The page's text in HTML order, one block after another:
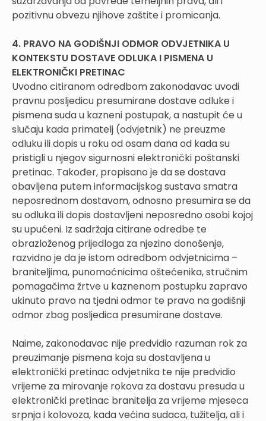
pozitivnu obvezu njihove zaštite i promicanja.
4. PRAVO NA GODIŠNJI ODMOR ODVJETNIKA U
KONTEKSTU DOSTAVE ODLUKA I PISMENA U
ELEKTRONIČKI PRETINAC
Uvodno citiranom odredbom zakonodavac uvodi
pravnu posljedicu presumirane dostave odluke i
pismena suda u kazneni postupak, a nastupit će u
slučaju kada primatelj (odvjetnik) ne preuzme
odluku ili dopis u roku od osam dana od kada su
pristigli u njegov sigurnosni elektronički poštanski
pretinac. Također, propisano je da se dostava
obavljena putem informacijskog sustava smatra
neposrednom dostavom, odnosno presumira se da
su odluka ili dopis dostavljeni neposredno osobi kojoj
su upućeni. Iz sadržaja citirane odredbe te
obrazloženog prijedloga za njezino donošenje,
razvidno je da je istom odredbom odvjetnicima –
braniteljima, punomoćnicima oštećenika, stručnim
pomagačima žrtve u kaznenom postupku zapravo
ukinuto pravo na tjedni odmor te pravo na godišnji
odmor zbog posljedica presumirane dostave.
Naime, zakonodavac nije predvidio razuman rok za
preuzimanje pismena koja su dostavljena u
elektronički pretinac odvjetnika te nije predvidio
vrijeme za mirovanje rokova za dostavu presuda u
elektronički pretinac branitelja za vrijeme mjeseca
srpnja i kolovoza, kada većina sudaca, tužitelja, ali i